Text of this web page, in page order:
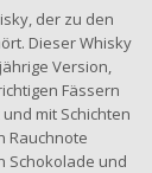
der zu den
Dieser Whisky
Version,
Fässern
mit Schichten
Rauchnote
Schokolade und